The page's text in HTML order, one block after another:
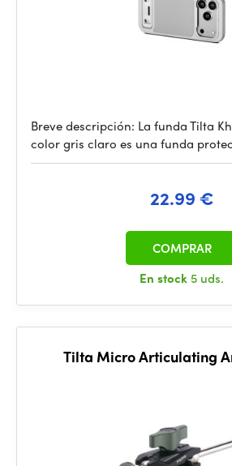
Breve descripción: La funda Tilta
color gris claro es una funda
22.99 €
En stock 5 uds.
COMPRAR
Tilta Micro Articulating